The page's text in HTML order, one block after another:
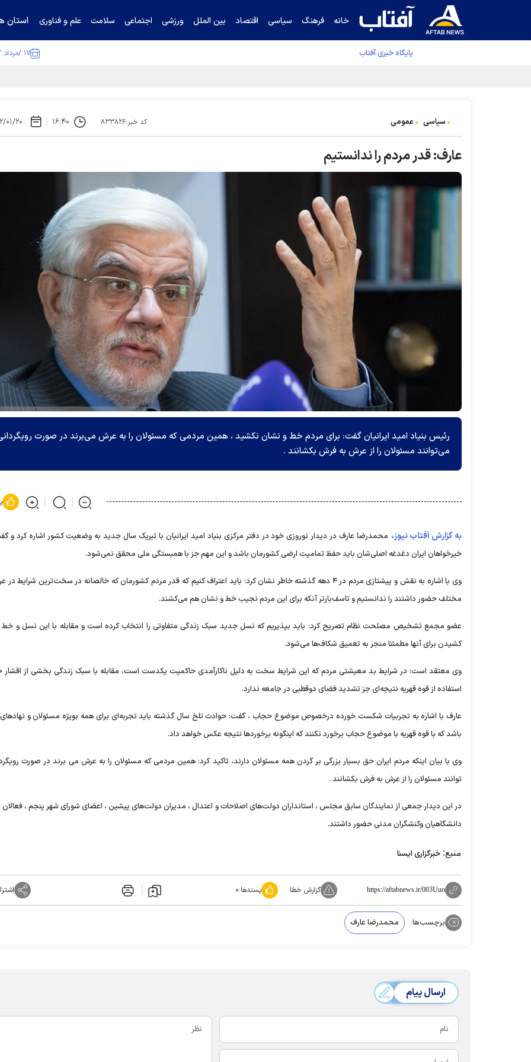
خانه فرهنگ سیاسی اقتصاد بین الملل ورزشی اجتماعی سلامت علم و فناوری استان
پایگاه خبری آفتاب ۱۷ /مرداد /۱۴۰۵
سیاسی عمومی کد خبر:۸۳۳۸۲۶ ۱۶:۴۰ ۱۴۰۲/
عارف: قدر مردم را ندانستیم
رئیس بنیاد امید ایرانیان گفت: برای مردم خط و نشان نکشید ، همین مردمی که مسئولان را به عرش می‌برند در صورت
می‌توانند مسئولان را از عرش به فرش بکشانند .
به گزارش آفتاب نیوز، محمدرضا عارف در دیدار نوروزی خود در دفتر مرکزی بنیاد امید ایرانیان با تبریک سال جدید به وضعیت کشور اشاره کرد و
خیرخواهان ایران دغدغه اصلی‌شان باید حفظ تمامیت ارضی کشورمان باشد و این مهم جز با همبستگی ملی محقق نمی‌شود.
وی با اشاره به نقش و پیشتازی مردم در ۴ دهه گذشته خاطر نشان کرد: باید اعتراف کنیم که قدر مردم کشورمان که خالصانه در سخت‌ترین شرایط
مختلف حضور داشتند را ندانستیم و تاسف‌بارتر آنکه برای این مردم نجیب خط و نشان هم می‌کشند.
عضو مجمع تشخیص مصلحت نظام تصریح کرد: باید بپذیریم که نسل جدید سبک زندگی متفاوتی را انتخاب کرده است و مقابله با این نسل و
کشیدن برای آنها مطمئنا منجر به تعمیق شکاف‌ها می‌شود.
وی معتقد است: در شرایط بد معیشتی مردم که این شرایط سخت به دلیل ناکارآمدی حاکمیت یکدست است، مقابله با سبک زندگی بخشی از اقشار
استفاده از قوه قهریه نتیجه‌ای جز تشدید فضای دوقطبی در جامعه ندارد.
عارف با اشاره به تجربیات شکست خورده درخصوص موضوع حجاب ، گفت: حوادث تلخ سال گذشته باید تجربه‌ای برای همه بویژه مسئولان و
باشد که با قوه قهریه با موضوع حجاب برخورد نکنند که اینگونه برخوردها نتیجه عکس خواهد داد.
وی با بیان اینکه مردم ایران حق بسیار بزرگی بر گردن همه مسئولان دارند، تاکید کرد: همین مردمی که مسئولان را به عرش می برند در صورت
توانند مسئولان را از عرش به فرش بکشانند .
در این دیدار جمعی از نمایندگان سابق مجلس ، استانداران دولت‌های اصلاحات و اعتدال ، مدیران دولت‌های پیشین ، اعضای شورای شهر پنجم ،
دانشگاهیان وکنشگران مدنی حضور داشتند.
منبع: خبرگزاری ایسنا
https://aftabnews.ir/003Uuo گزارش خطا پسندها:۰
برچسب‌ها: محمدرضا عارف
ارسال پیام